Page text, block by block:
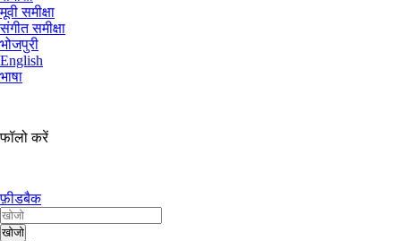
मूवी समीक्षा
संगीत समीक्षा
भोजपुरी
English
भाषा
फॉलो करें
फ़ीडबैक